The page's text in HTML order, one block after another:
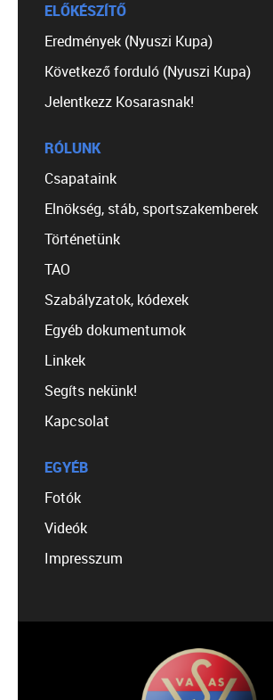
ELŐKÉSZÍTŐ
Eredmények (Nyuszi Kupa)
Következő forduló (Nyuszi Kupa)
Jelentkezz Kosarasnak!
RÓLUNK
Csapataink
Elnökség, stáb, sportszakemberek
Történetünk
TAO
Szabályzatok, kódexek
Egyéb dokumentumok
Linkek
Segíts nekünk!
Kapcsolat
EGYÉB
Fotók
Videók
Impresszum